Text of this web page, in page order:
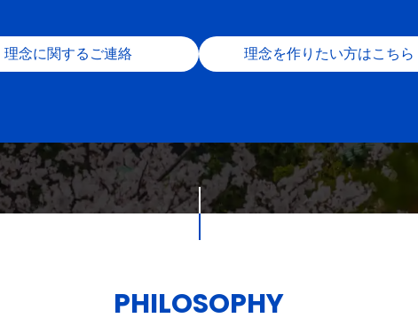
理念に関するご連絡 理念を作りたい方はこちら
PHILOSOPHY